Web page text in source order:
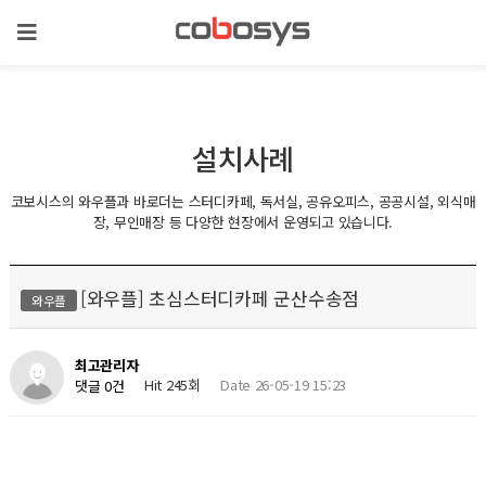
설치사례
코보시스의 와우플과 바로더는 스터디카페, 독서실, 공유오피스, 공공시설, 외식매
장, 무인매장 등 다양한 현장에서 운영되고 있습니다.
와우플 [와우플] 초심스터디카페 군산수송점
최고관리자
댓글 0건
Hit 245회 Date 26-05-19 15:23